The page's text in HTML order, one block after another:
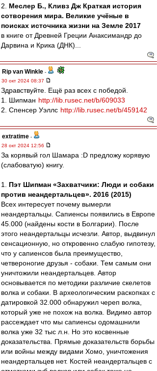
2. Меслер Б., Кливз Дж Краткая история
сотворения мира. Великие учёные в
поисках источника жизни на Земле 2017
в книге от Древней Греции Анаксимандр до
Дарвина и Крика (ДНК)...
Rip van Winkle -
30 окт 2024 08:37
Здравствуйте. Ещё раз всех с победой.
1. Шипман http://lib.rusec.net/b/609033
2. Спенсер Уэллс http://lib.rusec.net/b/459142
extratime -
28 окт 2024 12:56
За корявый гол Шамара :D предложу корявую
(слабоватую) книгу.
1. Пэт Шипман «Захватчики: Люди и собаки
против неандертальцев». 2016 (2015)
Всех интересует почему вымерли
неандертальцы. Сапиенсы появились в Европе
45.000 (найдены кости в Болгарии). После
этого неандертальцы исчезли. Автор, выдвинул
сенсационную, но откровенно слабую гипотезу,
что у сапиенсов была преимущество,
четвероногие друзья - собаки. Тем самым они
уничтожили неандертальцев. Автор
основывается по методики различие скелетов
волка и собаки. В археологическим раскопках с
датировкой 32.000 обнаружил череп волка,
который уже не похож на волка. Видимо автор
рассеждает что мы сапиенсы одомашнили
волка уже 32 тыс л.н. Но это косвенные
доказательства. Прямые доказательств борьбы
или войны между видами Хомо, уничтожения
неандертальцев нет. Костей неандертальцев с